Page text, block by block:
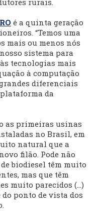
rurais.
é a quinta geração
“Temos uma
mais ou menos nós
sistema para
tecnologias mais
à computação
diferenciais
da
as primeiras usinas
no Brasil, em
natural que a
filão. Pode não
biodiesel têm muito
mas que têm
muito parecidos (...)
ponto de vista dos